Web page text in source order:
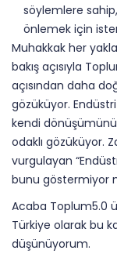
söylemlere
önlemek için
Muhakkak her
bakış açısıyla
açısından daha
gözüküyor. Endüstri
kendi
odaklı gözüküyor.
vurgulayan
bunu göstermiyor
Acaba Toplum5.0
Türkiye olarak bu
düşünüyorum.